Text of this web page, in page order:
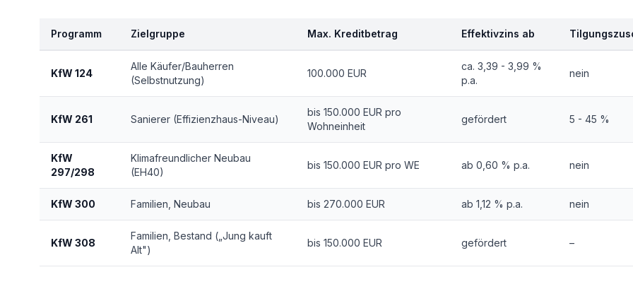
Programm Zielgruppe Max. Kreditbetrag Effektivzins ab
KfW 124
Alle Käufer/Bauherren
(Selbstnutzung)
100.000 EUR
ca. 3,39 - 3,99 %
p.a.
nein
KfW 261 Sanierer (Effizienzhaus-Niveau)
bis 150.000 EUR pro
Wohneinheit
gefördert 5 - 45 %
KfW
297/298
Klimafreundlicher Neubau
(EH40)
bis 150.000 EUR pro WE ab 0,60 % p.a. nein
KfW 300 Familien, Neubau bis 270.000 EUR ab 1,12 % p.a. nein
KfW 308
Familien, Bestand („Jung kauft
Alt")
bis 150.000 EUR gefördert –